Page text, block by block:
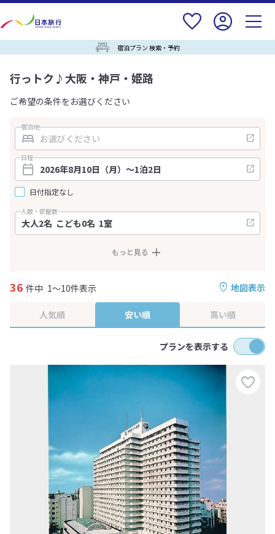
宿泊プラン 検索・予約
行っトク♪大阪・神戸・姫路
ご希望の条件をお選びください
宿泊地
日程
日付指定なし
人数・部屋数
もっと見る
地図表示
36 件中 1～10件表示
人気順 安い順 高い順
プランを表示する